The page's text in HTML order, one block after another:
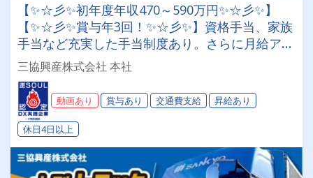
【✨☆彡✨初年度年収470～590万円✨☆彡✨】
【✨☆彡✨賞与年3回！✨☆彡✨】資格手当、家族
手当など充実した手当制度あり。さらに月給アッ
プ!大型産廃ドライバー│独自の制度が面白い!!特
別手当・大入り手当etc.社員とその家族を「幸
せ」にします！！キレイなオフィスも自慢！
三協興産株式会社 本社
動画あり 賞与あり 交通費支給 昇給あり
休日4日以上